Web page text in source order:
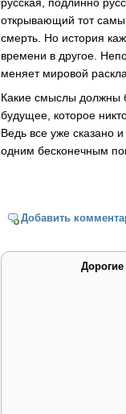
открывающий тот
смерть. Но история
времени в другое.
меняет мировой
Какие смыслы должны
будущее, которое
Ведь все уже сказано
одним бесконечным
Добавить